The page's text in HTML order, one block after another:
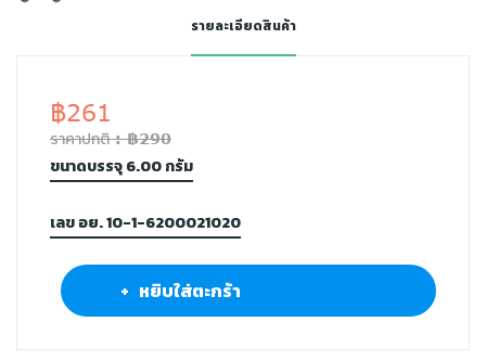
รายละเอียดสินค้า
฿261
ราคาปกติ : ฿290
ขนาดบรรจุ 6.00 กรัม
เลข อย. 10-1-6200021020
+ หยิบใส่ตะกร้า